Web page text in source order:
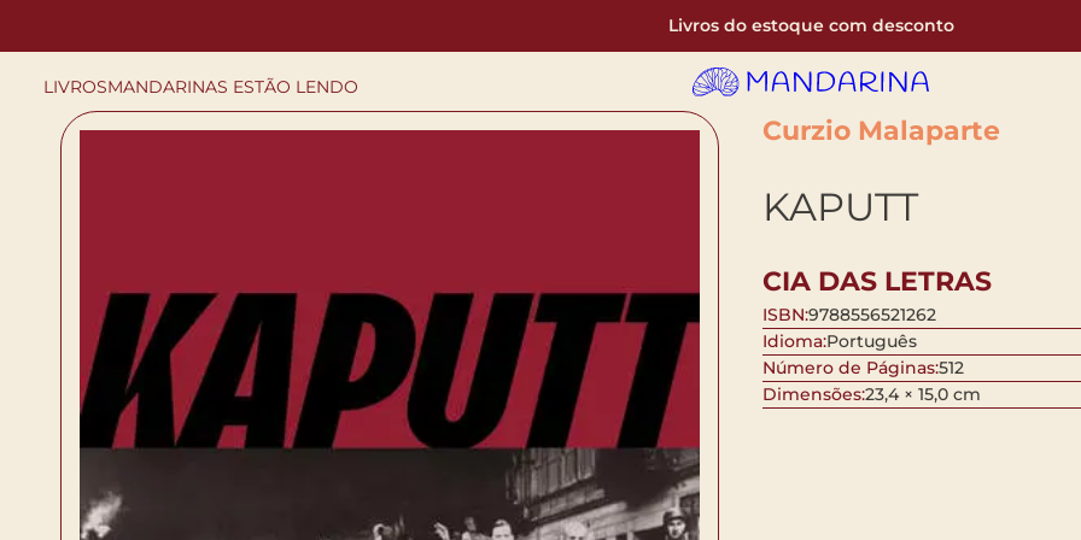
Livros do estoque com desconto
LIVROSMANDARINAS ESTÃO LENDO
Curzio Malaparte
KAPUTT
CIA DAS LETRAS
ISBN:9788556521262
Idioma:Português
Número de Páginas:512
Dimensões:23,4 × 15,0 cm